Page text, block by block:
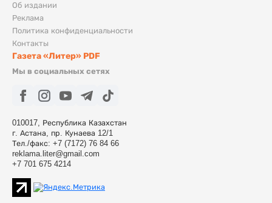
Об издании
Реклама
Политика конфиденциальности
Контакты
Газета «Литер» PDF
Мы в социальных сетях
010017, Республика Казахстан
г. Астана, пр. Кунаева 12/1
Тел./факс: +7 (7172) 76 84 66
reklama.liter@gmail.com
+7 701 675 4214